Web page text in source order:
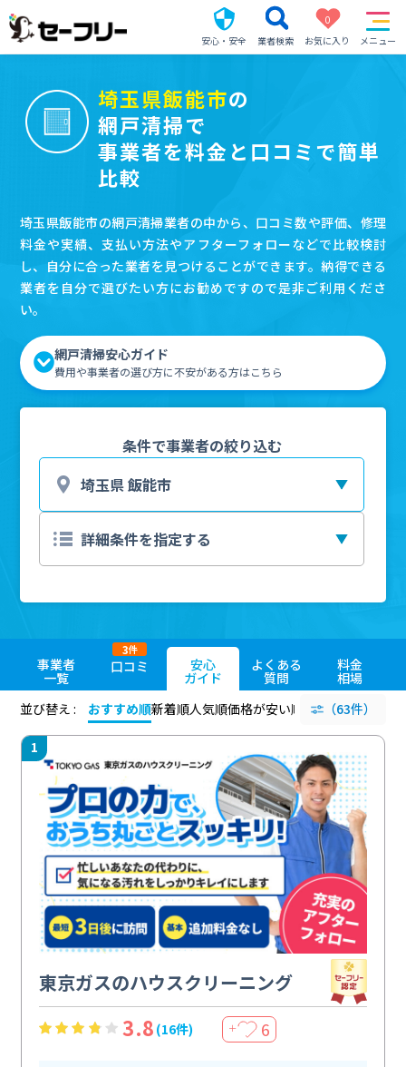
安心・安全 業者検索
0
お気に入り
メニュー
埼玉県飯能市の
網戸清掃で
事業者を料金と口コミで簡単
比較
埼玉県飯能市の網戸清掃業者の中から、口コミ数や評価、修理
料金や実績、支払い方法やアフターフォローなどで比較検討
し、自分に合った業者を見つけることができます。納得できる
業者を自分で選びたい方にお勧めですので是非ご利用くださ
い。
網戸清掃安心ガイド
費用や事業者の選び方に不安がある方はこちら
条件で事業者の絞り込む
事業者
一覧
口コミ
3件
安心
ガイド
よくある
質問
料金
相場
並び替え :
おすすめ順新着順人気順価格が安い順 評価が高い順
（63件）
1
東京ガスのハウスクリーニング
3.8 (16件) ＋ 6